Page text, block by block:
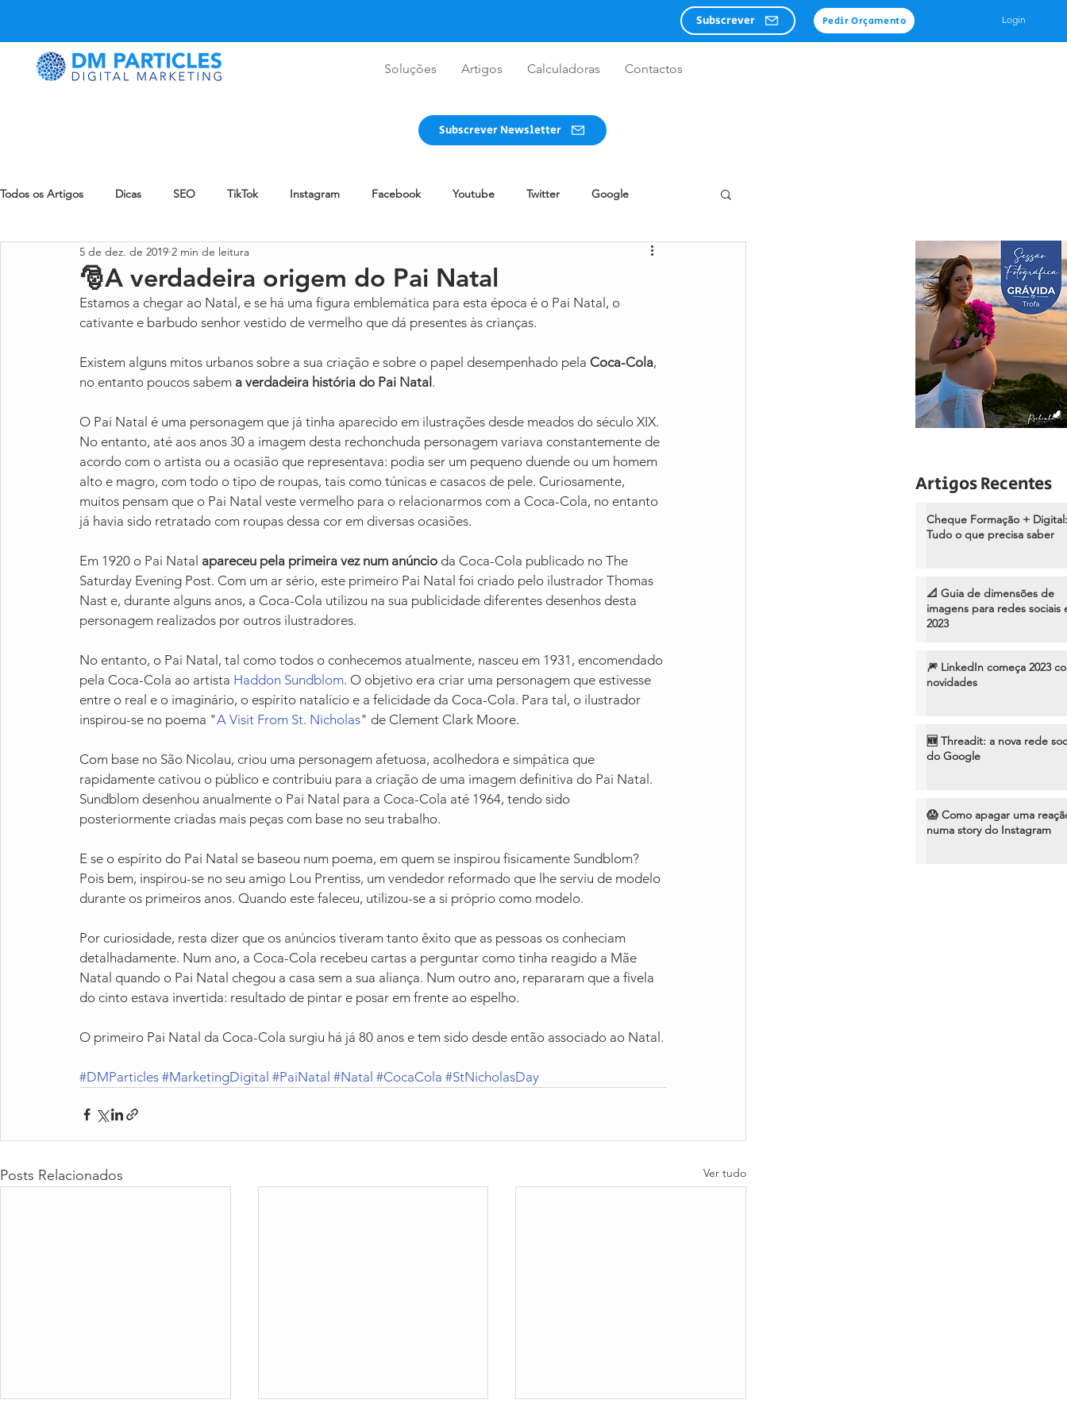
Login
Subscrever Pedir Orçamento
Soluções Artigos Calculadoras Contactos
Subscrever Newsletter
Todos os Artigos Dicas SEO TikTok Instagram Facebook Youtube Twitter Google
Snapchat Pinterest
eMail Marketing Reddit Notícia Blog Zynn Design Twitch Clubhouse
🎅A verdadeira origem do Pai Natal
5 de dez. de 2019 2 min de leitura
Estamos a chegar ao Natal, e se há uma figura emblemática para esta época é o Pai Natal, o
cativante e barbudo senhor vestido de vermelho que dá presentes às crianças.
Existem alguns mitos urbanos sobre a sua criação e sobre o papel desempenhado pela Coca-Cola,
no entanto poucos sabem a verdadeira história do Pai Natal .
O Pai Natal é uma personagem que já tinha aparecido em ilustrações desde meados do século XIX.
No entanto, até aos anos 30 a imagem desta rechonchuda personagem variava constantemente de
acordo com o artista ou a ocasião que representava: podia ser um pequeno duende ou um homem
alto e magro, com todo o tipo de roupas, tais como túnicas e casacos de pele. Curiosamente,
muitos pensam que o Pai Natal veste vermelho para o relacionarmos com a Coca-Cola, no entanto
já havia sido retratado com roupas dessa cor em diversas ocasiões.
Em 1920 o Pai Natal apareceu pela primeira vez num anúncio da Coca-Cola publicado no The
Saturday Evening Post. Com um ar sério, este primeiro Pai Natal foi criado pelo ilustrador Thomas
Nast e, durante alguns anos, a Coca-Cola utilizou na sua publicidade diferentes desenhos desta
personagem realizados por outros ilustradores.
No entanto, o Pai Natal, tal como todos o conhecemos atualmente, nasceu em 1931, encomendado
pela Coca-Cola ao artista Haddon Sundblom. O objetivo era criar uma personagem que estivesse
entre o real e o imaginário, o espírito natalício e a felicidade da Coca-Cola. Para tal, o ilustrador
inspirou-se no poema "A Visit From St. Nicholas" de Clement Clark Moore.
Com base no São Nicolau, criou uma personagem afetuosa, acolhedora e simpática que
rapidamente cativou o público e contribuiu para a criação de uma imagem definitiva do Pai Natal.
Sundblom desenhou anualmente o Pai Natal para a Coca-Cola até 1964, tendo sido
posteriormente criadas mais peças com base no seu trabalho.
E se o espírito do Pai Natal se baseou num poema, em quem se inspirou fisicamente Sundblom?
Pois bem, inspirou-se no seu amigo Lou Prentiss, um vendedor reformado que lhe serviu de modelo
durante os primeiros anos. Quando este faleceu, utilizou-se a si próprio como modelo.
Por curiosidade, resta dizer que os anúncios tiveram tanto êxito que as pessoas os conheciam
detalhadamente. Num ano, a Coca-Cola recebeu cartas a perguntar como tinha reagido a Mãe
Natal quando o Pai Natal chegou a casa sem a sua aliança. Num outro ano, repararam que a fivela
do cinto estava invertida: resultado de pintar e posar em frente ao espelho.
O primeiro Pai Natal da Coca-Cola surgiu há já 80 anos e tem sido desde então associado ao Natal.
#DMParticles #MarketingDigital #PaiNatal #Natal #CocaCola #StNicholasDay
Posts Relacionados Ver tudo
Artigos Recentes
Cheque Formação + Digital:
Tudo o que precisa saber
📐 Guia de dimensões de
imagens para redes sociais
2023
🎆 LinkedIn começa 2023
novidades
🆕 Threadit: a nova rede
do Google
😱 Como apagar uma
numa story do Instagram